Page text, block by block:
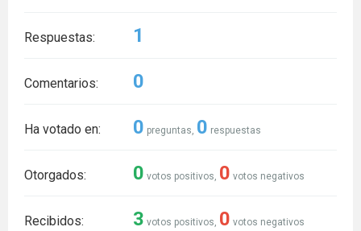
Respuestas: 1
Comentarios: 0
Ha votado en: 0 preguntas, 0 respuestas
Otorgados: 0 votos positivos, 0 votos negativos
Recibidos: 3 votos positivos, 0 votos negativos